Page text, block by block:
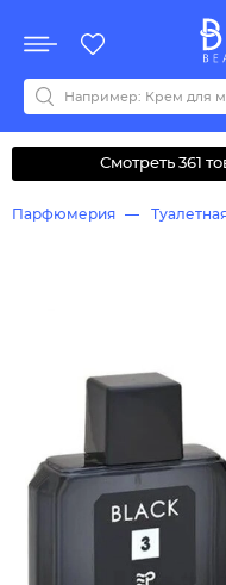
Все бренды
0-9ABCDEFGHIJKLMNOP
Смотреть 361
Парфюмерия